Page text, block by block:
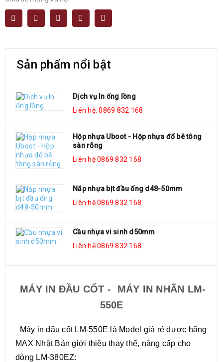
Sản phẩm nổi bật
Dịch vụ In ống lồng
Liên hệ: 0869 832 168
Hộp nhựa Uboot - Hộp nhựa đổ bê tông
sàn rỗng
Liên hệ 0869 832 168
Nắp nhựa bịt đầu ống d48-50mm
Liên hệ 0869 832 168
Cầu nhựa vi sinh d50mm
Liên hệ 0869 832 168
MÁY IN ĐẦU CỐT - MÁY IN NHÃN LM-
550E
Máy in đầu cốt LM-550E là Model giá rẻ được hãng
MAX Nhật Bản giới thiệu thay thế, nâng cấp cho
dòng LM-380EZ: